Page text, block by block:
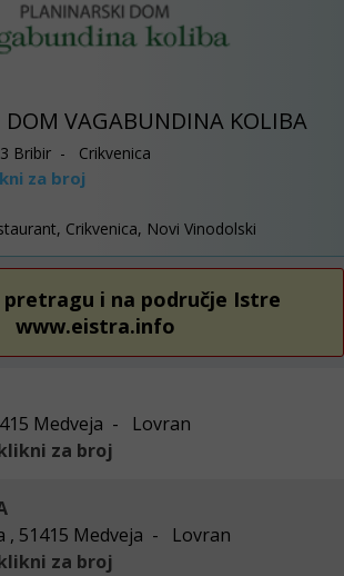
DOM VAGABUNDINA KOLIBA
Bribir - Crikvenica
za broj
Crikvenica, Novi Vinodolski
i na područje Istre
www.eistra.info
Medveja - Lovran
za broj
, 51415 Medveja - Lovran
za broj